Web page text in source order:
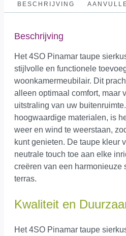
BESCHRIJVING
Beschrijving
Het 4SO Pinamar taupe
stijlvolle en functionele
woonkamermeubilair. Dit
alleen optimaal comfort, maar
uitstraling van uw
hoogwaardige materialen, is
weer en wind te weerstaan,
kunt genieten. De taupe kleur
neutrale touch toe aan elke
creëren van een harmonieuze
terras.
Kwaliteit en
Het 4SO Pinamar taupe